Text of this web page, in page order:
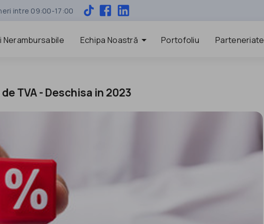
intre 09:00-17:00
Nerambursabile Echipa Noastră arrow_drop_down Portofoliu Parteneriate
TVA - Deschisa in 2023